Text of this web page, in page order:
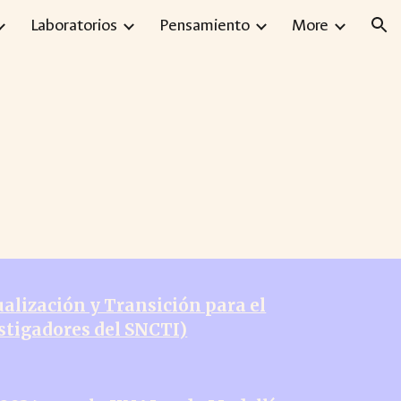
Laboratorios Pensamiento More
y Transición para el
del SNCTI)